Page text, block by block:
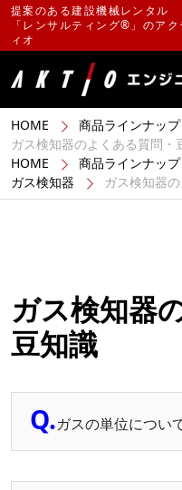
提案のある建設機械レンタル
「レンサルティング®」のアク
ィオ
HOME 商品ラインナップ
ガス検知器のよくある質問・
HOME
商品ラインナップ
ガス検知器
ガス検知器
ガス検知器
豆知識
Q.ガスの単位につい